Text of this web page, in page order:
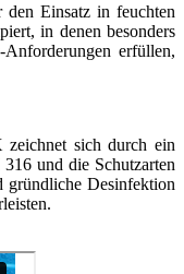
Einsatz in feuchten
in denen besonders
erfüllen,
sich durch ein
und die Schutzarten
gründliche Desinfektion